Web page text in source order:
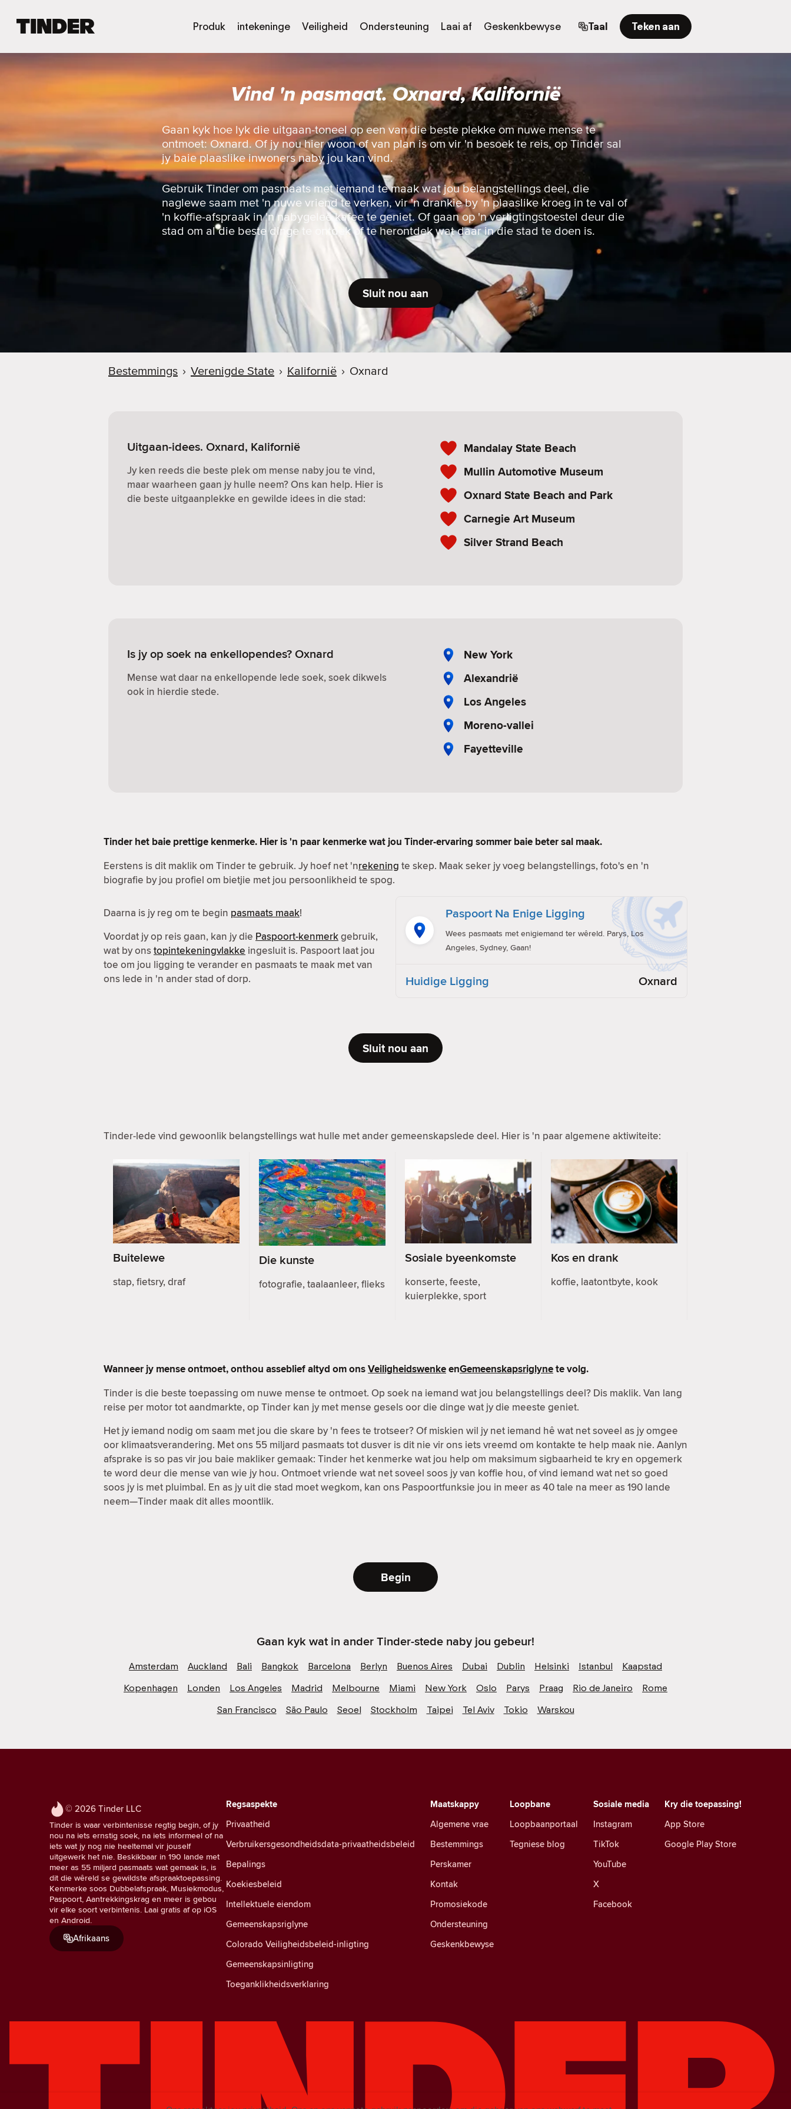
e
s
b
l
Produk intekeninge Veiligheid Ondersteuning Laai af Geskenkbewyse Taal Teken aan
Vind 'n pasmaat. Oxnard, Kalifornië
Gaan kyk hoe lyk die uitgaan-toneel op een van die beste plekke om nuwe mense te
ontmoet: Oxnard. Of jy nou hier woon of van plan is om vir 'n besoek te reis, op Tinder sal
jy baie plaaslike inwoners naby jou kan vind.
Gebruik Tinder om pasmaats met iemand te maak wat jou belangstellings deel, die
naglewe saam met 'n nuwe vriend te verken, vir 'n drankie by 'n plaaslike kroeg in te val of
'n koffie-afspraak in 'n nabygeleë kafee te geniet. Of gaan op 'n verligtingstoestel deur die
stad om al die beste dinge te ontdek of te herontdek wat daar in die stad te doen is.
Sluit nou aan
Bestemmings › Verenigde State › Kalifornië › Oxnard
Uitgaan-idees. Oxnard, Kalifornië
Jy ken reeds die beste plek om mense naby jou te vind,
maar waarheen gaan jy hulle neem? Ons kan help. Hier is
die beste uitgaanplekke en gewilde idees in die stad:
Mandalay State Beach
Mullin Automotive Museum
Oxnard State Beach and Park
Carnegie Art Museum
Silver Strand Beach
Is jy op soek na enkellopendes? Oxnard
Mense wat daar na enkellopende lede soek, soek dikwels
ook in hierdie stede.
New York
Alexandrië
Los Angeles
Moreno-vallei
Fayetteville
Tinder het baie prettige kenmerke. Hier is 'n paar kenmerke wat jou Tinder-ervaring sommer baie beter sal maak.
Eerstens is dit maklik om Tinder te gebruik. Jy hoef net 'nrekening te skep. Maak seker jy voeg belangstellings, foto's en 'n
biografie by jou profiel om bietjie met jou persoonlikheid te spog.
Daarna is jy reg om te begin pasmaats maak!
Voordat jy op reis gaan, kan jy die Paspoort-kenmerkgebruik,
wat by onstopintekeningvlakke ingesluit is. Paspoort laat jou
toe om jou ligging te verander en pasmaats te maak met van
ons lede in 'n ander stad of dorp.
Paspoort Na Enige Ligging
Wees pasmaats met enigiemand ter wêreld. Parys, Los
Angeles, Sydney, Gaan!
Huidige Ligging Oxnard
Sluit nou aan
Tinder-lede vind gewoonlik belangstellings wat hulle met ander gemeenskapslede deel. Hier is 'n paar algemene aktiwiteite:
Buitelewe
stap, fietsry, draf
Die kunste
fotografie, taalaanleer, flieks
Sosiale byeenkomste
konserte, feeste,
kuierplekke, sport
Kos en drank
koffie, laatontbyte, kook
Wanneer jy mense ontmoet, onthou asseblief altyd om onsVeiligheidswenkeenGemeenskapsriglynete volg.
Tinder is die beste toepassing om nuwe mense te ontmoet. Op soek na iemand wat jou belangstellings deel? Dis maklik. Van lang
reise per motor tot aandmarkte, op Tinder kan jy met mense gesels oor die dinge wat jy die meeste geniet.
Het jy iemand nodig om saam met jou die skare by 'n fees te trotseer? Of miskien wil jy net iemand hê wat net soveel as jy omgee
oor klimaatsverandering. Met ons 55 miljard pasmaats tot dusver is dit nie vir ons iets vreemd om kontakte te help maak nie. Aanlyn
afsprake is so pas vir jou baie makliker gemaak: Tinder het kenmerke wat jou help om maksimum sigbaarheid te kry en opgemerk
te word deur die mense van wie jy hou. Ontmoet vriende wat net soveel soos jy van koffie hou, of vind iemand wat net so goed
soos jy is met pluimbal. En as jy uit die stad moet wegkom, kan ons Paspoortfunksie jou in meer as 40 tale na meer as 190 lande
neem—Tinder maak dit alles moontlik.
Begin
Gaan kyk wat in ander Tinder-stede naby jou gebeur!
Amsterdam Auckland Bali Bangkok Barcelona Berlyn Buenos Aires Dubai Dublin Helsinki Istanbul
Kaapstad
Kopenhagen
Londen Los Angeles Madrid Melbourne Miami New York Oslo Parys Praag Rio de Janeiro
Rome
San Francisco
São Paulo Seoel Stockholm Taipei Tel Aviv Tokio Warskou
© 2026 Tinder LLC
Tinder is waar verbintenisse regtig begin, of jy
nou na iets ernstig soek, na iets informeel of na
iets wat jy nog nie heeltemal vir jouself
uitgewerk het nie. Beskikbaar in 190 lande met
meer as 55 miljard pasmaats wat gemaak is, is
dit die wêreld se gewildste afspraaktoepassing.
Kenmerke soos Dubbelafspraak, Musiekmodus,
Paspoort, Aantrekkingskrag en meer is gebou
vir elke soort verbintenis. Laai gratis af op iOS
en Android.
Afrikaans
Sosiale media
Instagram
TikTok
YouTube
X
Facebook
Regsaspekte
Privaatheid
Verbruikersgesondheidsdata-privaatheidsbeleid
Bepalings
Koekiesbeleid
Intellektuele eiendom
Gemeenskapsriglyne
Colorado Veiligheidsbeleid-inligting
Gemeenskapsinligting
Toeganklikheidsverklaring
Loopbane
Loopbaanportaal
Tegniese blog
Maatskappy
Algemene vrae
Bestemmings
Perskamer
Kontak
Promosiekode
Ondersteuning
Geskenkbewyse
Kry die toepassing!
App Store
Google Play Store